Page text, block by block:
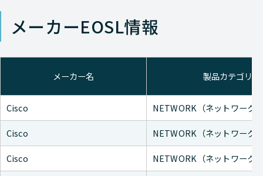
メーカーEOSL情報
メーカー名 製品カテゴリ
Cisco NETWORK（ネットワーク
Cisco NETWORK（ネットワーク
Cisco NETWORK（ネットワーク